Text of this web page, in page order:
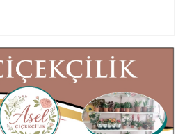
46: Konuk =Prof.Dr.Hakan